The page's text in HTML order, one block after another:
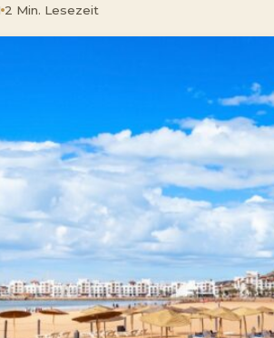
2 Min. Lesezeit